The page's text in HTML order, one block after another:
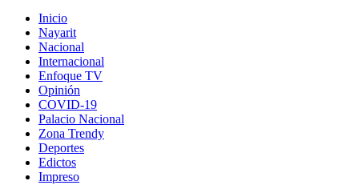
Inicio
Nayarit
Nacional
Internacional
Enfoque TV
Opinión
COVID-19
Palacio Nacional
Zona Trendy
Deportes
Edictos
Impreso